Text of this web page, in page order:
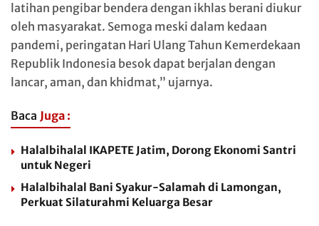
latihan pengibar bendera dengan ikhlas berani diukur
oleh masyarakat. Semoga meski dalam kedaan
pandemi, peringatan Hari Ulang Tahun Kemerdekaan
Republik Indonesia besok dapat berjalan dengan
lancar, aman, dan khidmat,” ujarnya.
Baca Juga :
Halalbihalal IKAPETE Jatim, Dorong Ekonomi Santri
untuk Negeri
Halalbihalal Bani Syakur-Salamah di Lamongan,
Perkuat Silaturahmi Keluarga Besar